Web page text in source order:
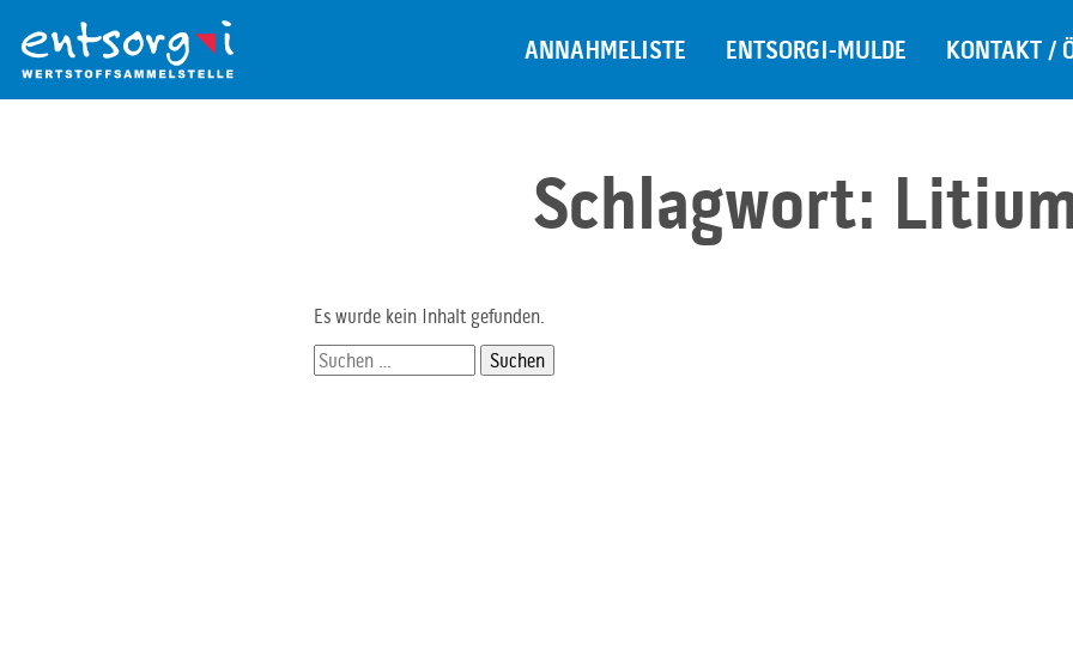
Inhalt
der
ANNAHMELISTE ENTSORGI-MULDE KONTAKT /
Schlagwort:
Es wurde kein Inhalt gefunden.
Suchen
nach: